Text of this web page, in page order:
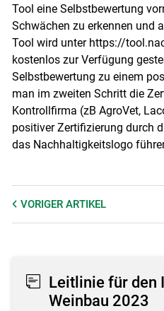
Tool eine Selbstbewertung
Schwächen zu erkennen und
Tool wird unter https://
kostenlos zur Verfügung
Selbstbewertung zu einem
man im zweiten Schritt die
Kontrollfirma (zB AgroVet,
positiver Zertifizierung durch
das Nachhaltigkeitslogo
VORIGER ARTIKEL
Leitlinie für den
Weinbau 2023